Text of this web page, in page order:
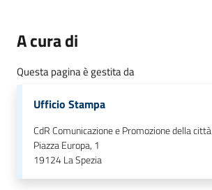
A cura di
Questa pagina è gestita da
Ufficio Stampa
CdR Comunicazione e Promozione della città
Piazza Europa, 1
19124La Spezia